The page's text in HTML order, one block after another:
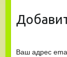
Ваш адрес